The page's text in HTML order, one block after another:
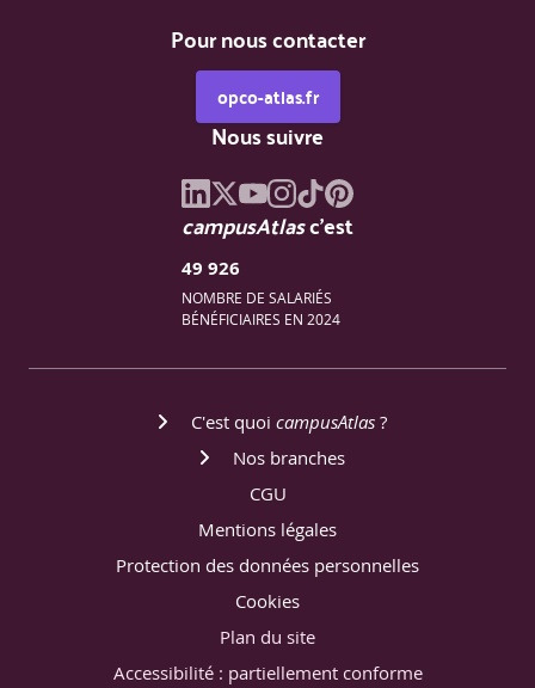
Pour nous contacter
opco-atlas.fr
Nous suivre
campusAtlasc'est
49 926
NOMBRE DE SALARIÉS
BÉNÉFICIAIRES EN 2024
C'est quoi campusAtlas ?
Nos branches
CGU
Mentions légales
Protection des données personnelles
Cookies
Plan du site
Accessibilité : partiellement conforme